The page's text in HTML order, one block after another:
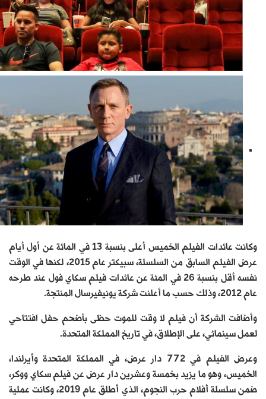
وكانت عائدات الفيلم الخميس أعلى بنسبة 13 في المائة عن أول أيام
عرض الفيلم السابق من السلسلة، سبيكتر عام 2015، لكنها في الوقت
نفسه أقل بنسبة 26 في المئة عن عائدات فيلم سكاي فول عند طرحه
عام 2012، وذلك حسب ما أعلنت شركة يونيفيرسال المنتجة.
وأضافت الشركة أن فيلم لا وقت للموت حظى بأضحم حفل افتتاحي
لعمل سينمائي، على الإطلاق، في تاريخ المملكة المتحدة.
وعرض الفيلم في 772 دار عرض، في المملكة المتحدة وأيرلندا،
الخميس، وهو ما يزيد بخمسة وعشرين دار عرض عن فيلم سكاي ووكر،
ضمن سلسلة أفلام حرب النجوم، الذي أطلق عام 2019، وكانت عملية